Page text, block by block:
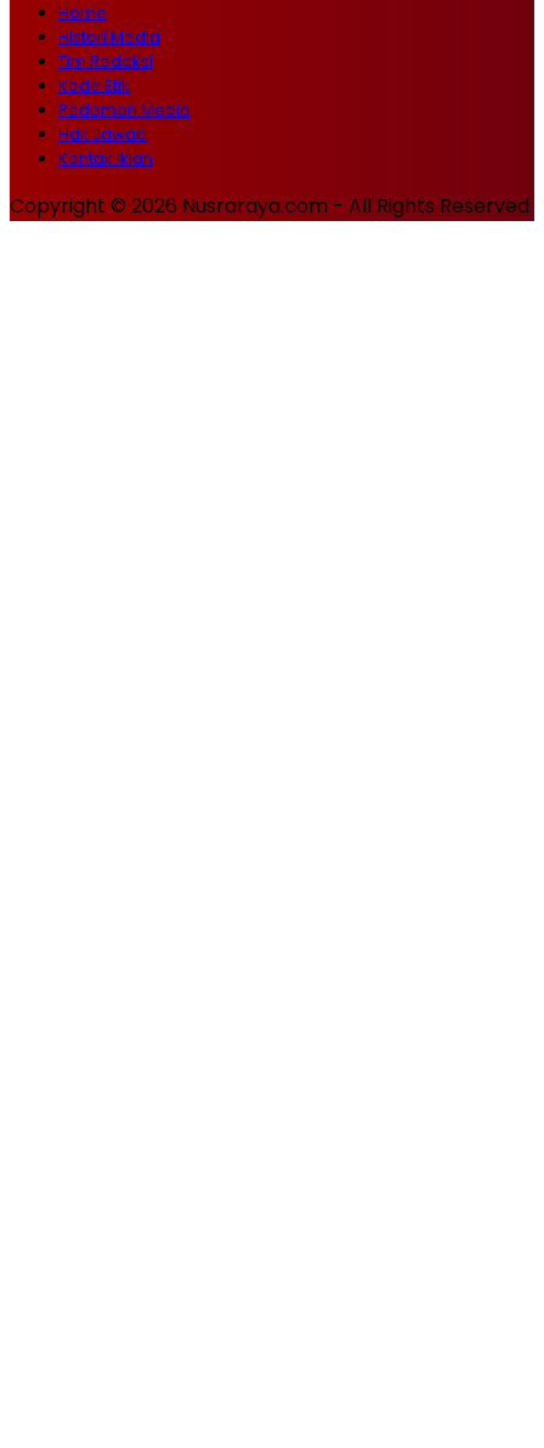
Home
Histori Media
Tim Redaksi
Kode Etik
Pedoman Media
Hak Jawab
Kontak Iklan
Copyright © 2026 Nusraraya.com - All Rights Reserved